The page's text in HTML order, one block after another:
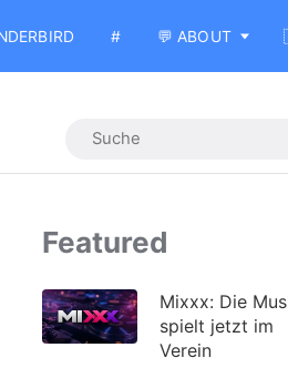
# 💬 ABOUT
Featured
Mixxx: Die
spielt jetzt im
Verein